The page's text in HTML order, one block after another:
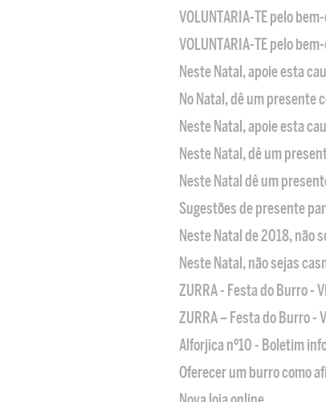
VOLUNTARIA-TE pelo
VOLUNTARIA-TE pelo
Neste Natal, apoie esta
No Natal, dê um presente
Neste Natal, apoie esta
Neste Natal, dê um
Neste Natal dê um
Sugestões de presente
Neste Natal de 2018, não
Neste Natal, não sejas
ZURRA - Festa do Burro -
ZURRA – Festa do Burro -
Alforjica nº10 - Boletim
Oferecer um burro como